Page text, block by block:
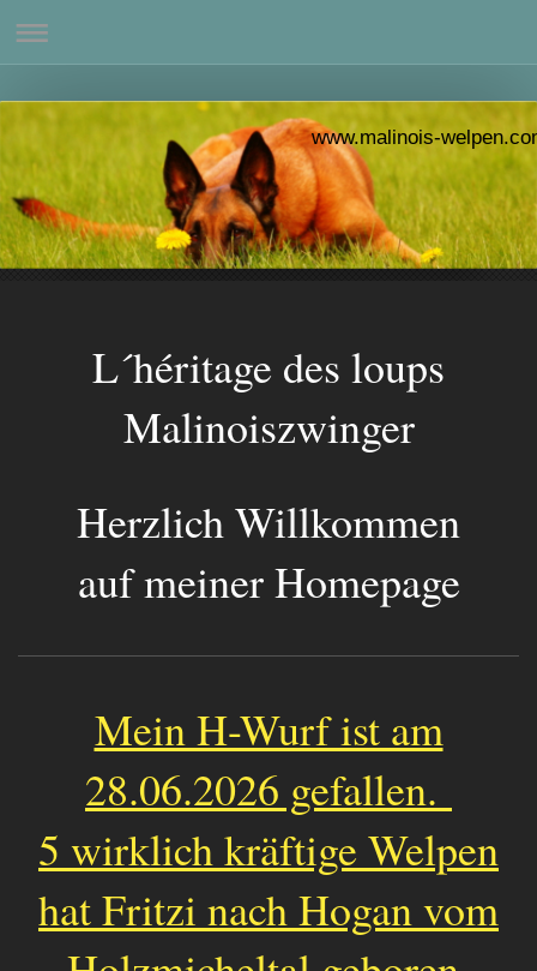
www.malinois-
L´héritage des loups
Malinoiszwinger
Herzlich Willkommen
auf meiner Homepage
Mein H-Wurf ist am
28.06.2026 gefallen.
5 wirklich kräftige Welpen
hat Fritzi nach Hogan vom